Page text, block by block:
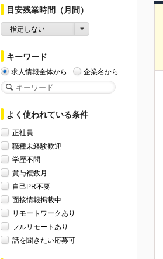
目安残業時間（月間）
指定しない
キーワード
求人情報全体から 企業名から
よく使われている条件
正社員
職種未経験歓迎
学歴不問
賞与複数月
自己PR不要
面接情報掲載中
リモートワークあり
フルリモートあり
話を聞きたい応募可